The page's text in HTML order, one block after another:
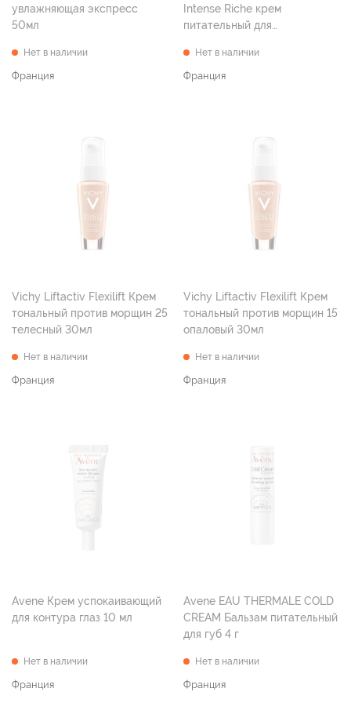
увлажняющая экспресс
50мл
Нет в наличии
Франция
Intense Riche крем
питательный для
восстановления кожи 50 мл
Нет в наличии
Франция
Vichy Liftactiv Flexilift Крем
тональный против морщин 25
телесный 30мл
Нет в наличии
Франция
Vichy Liftactiv Flexilift Крем
тональный против морщин 15
опаловый 30мл
Нет в наличии
Франция
Avene Крем успокаивающий
для контура глаз 10 мл
Нет в наличии
Франция
Avene EAU THERMALE COLD
CREAM Бальзам питательный
для губ 4 г
Нет в наличии
Франция